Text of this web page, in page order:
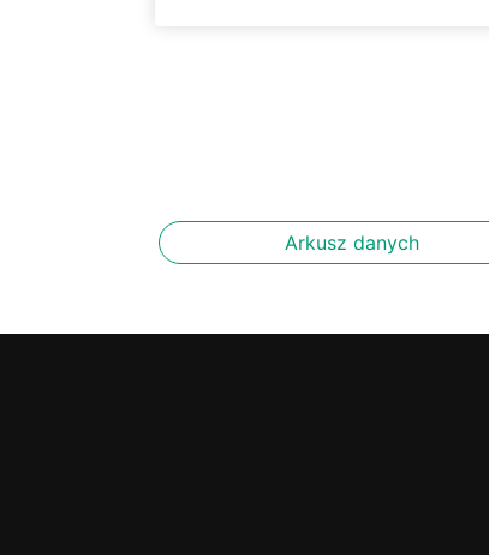
Arkusz danych